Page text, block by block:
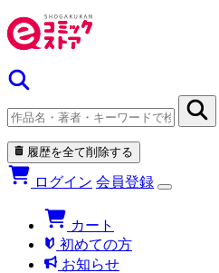
履歴を全て削除する
ログイン 会員登録
カート
初めての方
お知らせ